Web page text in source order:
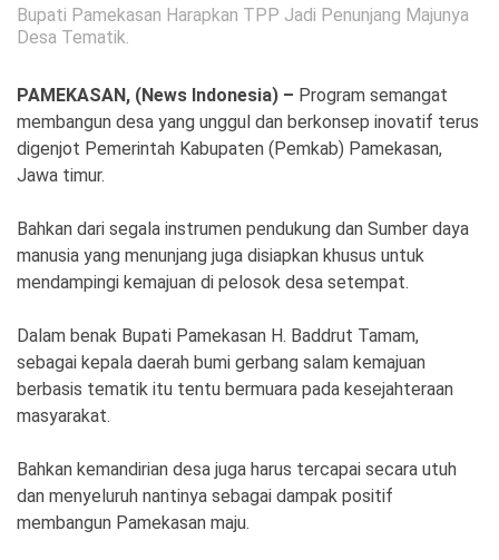
Teknologi
SosBud
Sosial Budaya
Wisata
Ekonomi Olahraga
Indeks Birokrasi
Bupati Pamekasan Harapkan TPP Jadi Penunjang Majunya
Desa Tematik.
PAMEKASAN, (News Indonesia) – Program semangat
membangun desa yang unggul dan berkonsep inovatif terus
digenjot Pemerintah Kabupaten (Pemkab) Pamekasan,
Jawa timur.
Bahkan dari segala instrumen pendukung dan Sumber daya
manusia yang menunjang juga disiapkan khusus untuk
mendampingi kemajuan di pelosok desa setempat.
Dalam benak Bupati Pamekasan H. Baddrut Tamam,
sebagai kepala daerah bumi gerbang salam kemajuan
berbasis tematik itu tentu bermuara pada kesejahteraan
masyarakat.
Bahkan kemandirian desa juga harus tercapai secara utuh
dan menyeluruh nantinya sebagai dampak positif
membangun Pamekasan maju.